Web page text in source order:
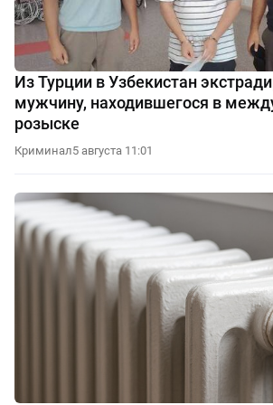
Из Турции в Узбекистан
мужчину, находившегося в
розыске
Криминал5 августа 11:01